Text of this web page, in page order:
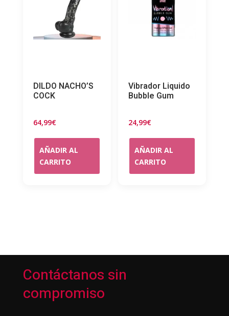
DILDO NACHO’S
COCK
64,99€
AÑADIR AL
CARRITO
Vibrador Liquido
Bubble Gum
24,99€
AÑADIR AL
CARRITO
Contáctanos sin
compromiso